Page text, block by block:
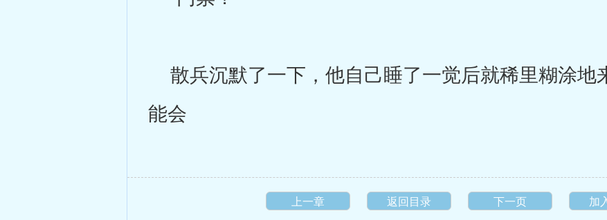
散兵沉默了一下，他自己睡了一觉后就稀里糊涂地
能会
上一章 返回目录 下一页 加